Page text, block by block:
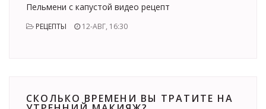
Пельмени с капустой видео рецепт
РЕЦЕПТЫ 12-АВГ, 16:30
СКОЛЬКО ВРЕМЕНИ ВЫ ТРАТИТЕ НА